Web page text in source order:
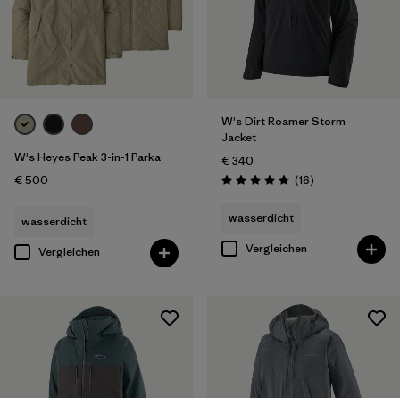
W's Heyes Peak 3-in-1 Parka
€ 500
wasserdicht
Vergleichen
W's Dirt Roamer Storm
Jacket
€ 340
Bewertung: 4.8 / 5
(16Rezensionen
)
wasserdicht
Vergleichen